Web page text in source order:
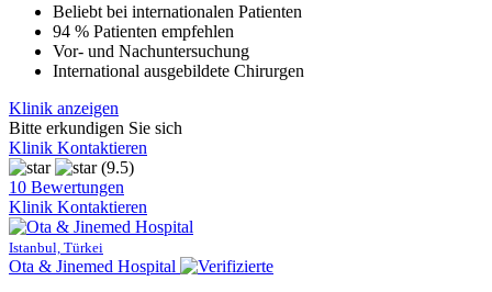
Beliebt bei internationalen Patienten
94 % Patienten empfehlen
Vor- und Nachuntersuchung
International ausgebildete Chirurgen
Klinik anzeigen
Bitte erkundigen Sie sich
Klinik Kontaktieren
(9.5)
10 Bewertungen
Klinik Kontaktieren
Istanbul, Türkei
Ota & Jinemed Hospital